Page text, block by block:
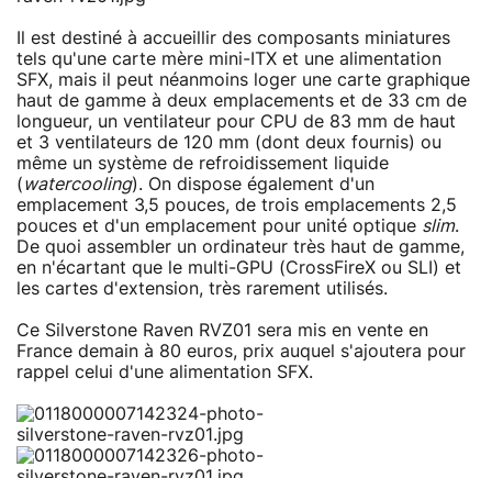
Il est destiné à accueillir des composants miniatures
tels qu'une carte mère mini-ITX et une alimentation
SFX, mais il peut néanmoins loger une carte graphique
haut de gamme à deux emplacements et de 33 cm de
longueur, un ventilateur pour CPU de 83 mm de haut
et 3 ventilateurs de 120 mm (dont deux fournis) ou
même un système de refroidissement liquide
(watercooling). On dispose également d'un
emplacement 3,5 pouces, de trois emplacements 2,5
pouces et d'un emplacement pour unité optique slim.
De quoi assembler un ordinateur très haut de gamme,
en n'écartant que le multi-GPU (CrossFireX ou SLI) et
les cartes d'extension, très rarement utilisés.
Ce Silverstone Raven RVZ01 sera mis en vente en
France demain à 80 euros, prix auquel s'ajoutera pour
rappel celui d'une alimentation SFX.